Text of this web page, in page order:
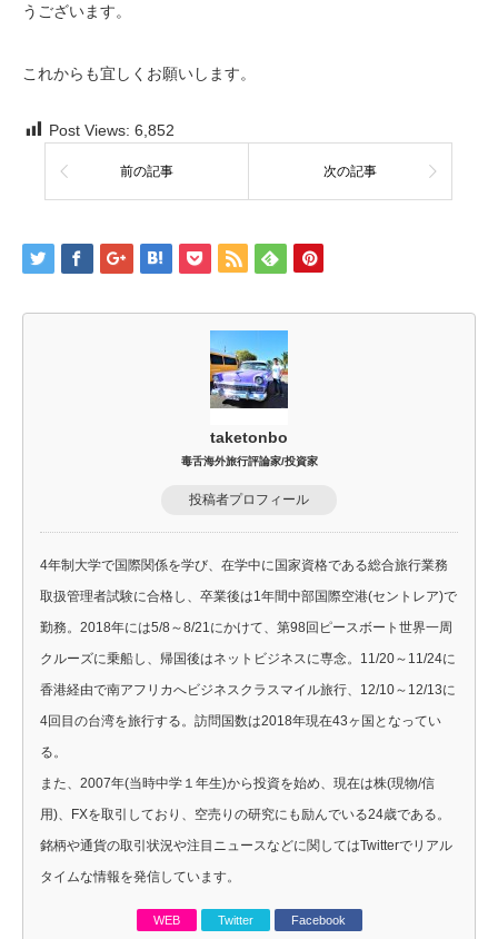
うございます。
これからも宜しくお願いします。
Post Views: 6,852
前の記事 次の記事
taketonbo
毒舌海外旅行評論家/投資家
投稿者プロフィール
4年制大学で国際関係を学び、在学中に国家資格である総合旅行業務
取扱管理者試験に合格し、卒業後は1年間中部国際空港(セントレア)で
勤務。2018年には5/8～8/21にかけて、第98回ピースボート世界一周
クルーズに乗船し、帰国後はネットビジネスに専念。11/20～11/24に
香港経由で南アフリカへビジネスクラスマイル旅行、12/10～12/13に
4回目の台湾を旅行する。訪問国数は2018年現在43ヶ国となってい
る。
また、2007年(当時中学１年生)から投資を始め、現在は株(現物/信
用)、FXを取引しており、空売りの研究にも励んでいる24歳である。
銘柄や通貨の取引状況や注目ニュースなどに関してはTwitterでリアル
タイムな情報を発信しています。
WEB Twitter Facebook